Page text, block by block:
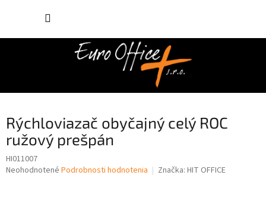
Rýchloviazač obyčajný celý ROC
ružový prešpán
HI011007
Priemerné
Neohodnotené Podrobnosti hodnotenia Značka: HIT OFFICE